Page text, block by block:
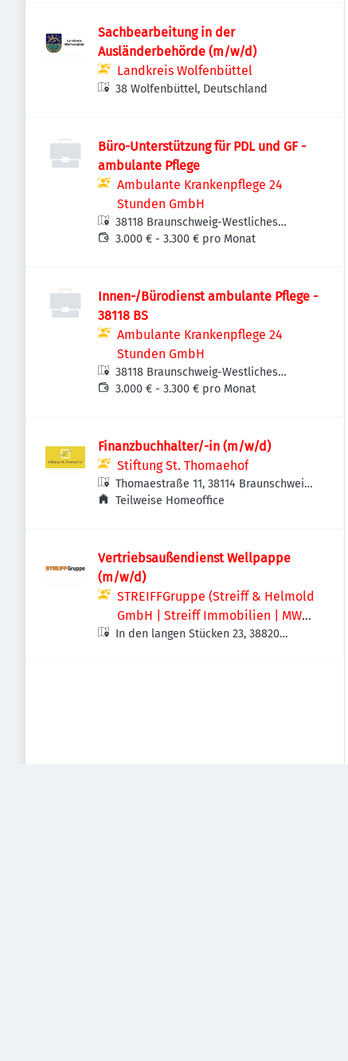
Sachbearbeitung in der
Ausländerbehörde (m/w/d)
Landkreis Wolfenbüttel
38 Wolfenbüttel, Deutschland
Büro-Unterstützung für PDL und GF -
ambulante Pflege
Ambulante Krankenpflege 24
Stunden GmbH
38118 Braunschweig-Westliches
Ringgebiet, Deutschland
3.000 € - 3.300 € pro Monat
Innen-/Bürodienst ambulante Pflege -
38118 BS
Ambulante Krankenpflege 24
Stunden GmbH
38118 Braunschweig-Westliches
Ringgebiet, Deutschland
3.000 € - 3.300 € pro Monat
Finanzbuchhalter/-in (m/w/d)
Stiftung St. Thomaehof
Thomaestraße 11, 38114 Braunschweig,
Deutschland
Teilweise Homeoffice
Vertriebsaußendienst Wellpappe
(m/w/d)
STREIFFGruppe (Streiff & Helmold
GmbH | Streiff Immobilien | MWS -
Mechanische Werkstatt Streiff
In den langen Stücken 23, 38820